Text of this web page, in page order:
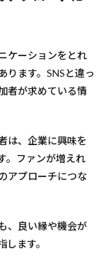
ケーションをとれ
ります。SNSと違っ
者が求めている情
は、企業に興味を
。ファンが増えれ
アプローチにつな
、良い縁や機会が
ます。